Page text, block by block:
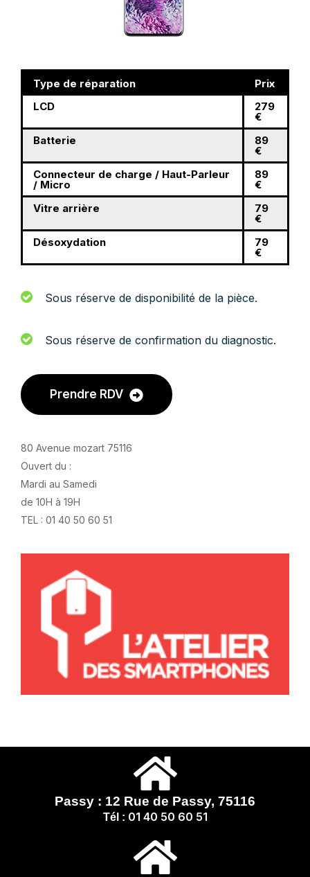
Type de réparation
Prix
LCD
279
€
Batterie
89
€
Connecteur de charge / Haut-Parleur
/ Micro
89
€
Vitre arrière
79
€
Désoxydation
79
€
Sous réserve de disponibilité de la pièce.
Sous réserve de confirmation du diagnostic.
Prendre RDV
80 Avenue mozart 75116
Ouvert du :
Mardi au Samedi
de 10H à 19H
TEL : 01 40 50 60 51
Passy : 12 Rue de Passy, 75116
Tél : 01 40 50 60 51